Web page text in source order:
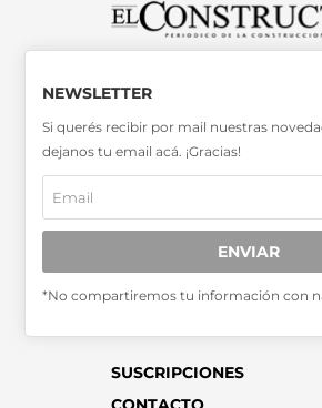
OTRAS PUBLICACIONES >>
Miembro de la Asociación de
ADEPA
SUSCRIPCIONES
NEWSLETTER
Si querés recibir por mail nuestras
dejanos tu email acá. ¡Gracias!
ENVIAR
*No compartiremos tu información con